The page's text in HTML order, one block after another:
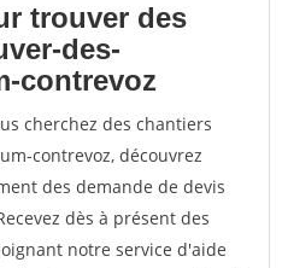
trouver des
des-
contrevoz
cherchez des chantiers
contrevoz, découvrez
des demande de devis
dès à présent des
notre service d'aide